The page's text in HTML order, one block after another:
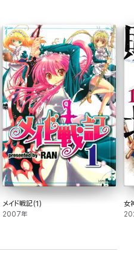
メイド戦記(1)
2007年
女